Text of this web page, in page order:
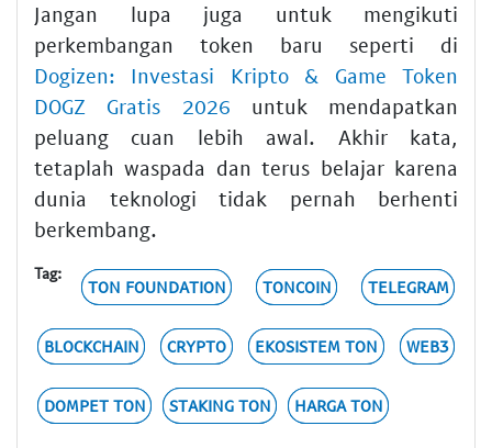
Jangan lupa juga untuk mengikuti
perkembangan token baru seperti di
Dogizen: Investasi Kripto & Game Token
DOGZ Gratis 2026 untuk mendapatkan
peluang cuan lebih awal. Akhir kata,
tetaplah waspada dan terus belajar karena
dunia teknologi tidak pernah berhenti
berkembang.
Tag:
TON FOUNDATION TONCOIN TELEGRAM
BLOCKCHAIN CRYPTO EKOSISTEM TON WEB3
DOMPET TON STAKING TON HARGA TON